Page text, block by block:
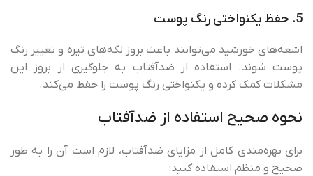
5. حفظ یکنواختی رنگ پوست
اشعه‌های خورشید می‌توانند باعث بروز لکه‌های تیره و تغییر رنگ
پوست شوند. استفاده از ضدآفتاب به جلوگیری از بروز این
مشکلات کمک کرده و یکنواختی رنگ پوست را حفظ می‌کند.
نحوه صحیح استفاده از ضدآفتاب
برای بهره‌مندی کامل از مزایای ضدآفتاب، لازم است آن را به طور
صحیح و منظم استفاده کنید: